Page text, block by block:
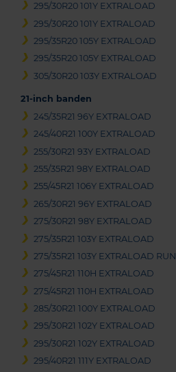
295/30R20 101Y EXTRALOAD
295/30R20 101Y EXTRALOAD
295/35R20 105Y EXTRALOAD
295/35R20 105Y EXTRALOAD
305/30R20 103Y EXTRALOAD
21-inch banden
245/35R21 96Y EXTRALOAD
245/40R21 100Y EXTRALOAD
255/30R21 93Y EXTRALOAD
255/35R21 98Y EXTRALOAD
255/45R21 106Y EXTRALOAD
265/30R21 96Y EXTRALOAD
275/30R21 98Y EXTRALOAD
275/35R21 103Y EXTRALOAD
275/35R21 103Y EXTRALOAD
275/45R21 110H EXTRALOAD
275/45R21 110H EXTRALOAD
285/30R21 100Y EXTRALOAD
295/30R21 102Y EXTRALOAD
295/30R21 102Y EXTRALOAD
295/40R21 111Y EXTRALOAD